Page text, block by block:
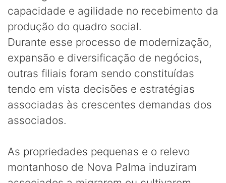
capacidade e agilidade no recebimento da
produção do quadro social.
Durante esse processo de modernização,
expansão e diversificação de negócios,
outras filiais foram sendo constituídas
tendo em vista decisões e estratégias
associadas às crescentes demandas dos
associados.
As propriedades pequenas e o relevo
montanhoso de Nova Palma induziram